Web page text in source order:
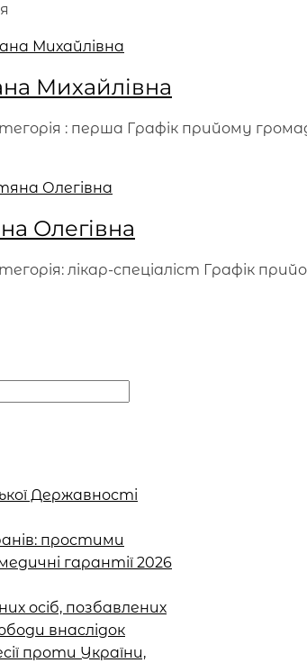
Михайлівна
: перша Графік прийому
Олегівна
лікар-спеціаліст Графік
Державності
простими
гарантії 2026
осіб, позбавлених
внаслідок
проти України,